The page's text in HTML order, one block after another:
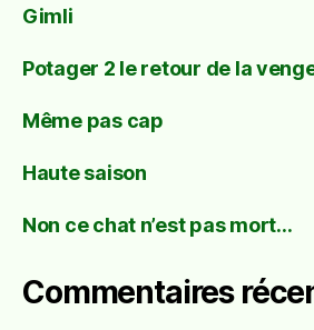
Gimli
Potager 2 le retour de la
Même pas cap
Haute saison
Non ce chat n’est pas mort…
Commentaires